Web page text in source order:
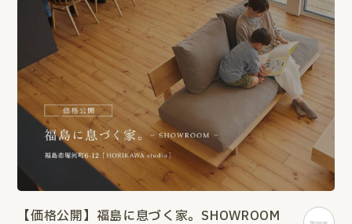
【価格公開】福島に息づく家。SHOWROOM